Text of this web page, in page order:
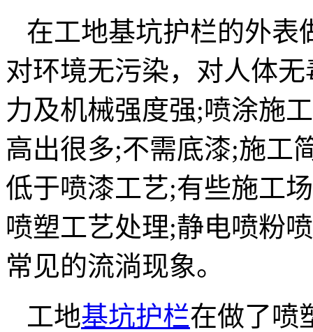
在工地基坑护栏的外表
对环境无污染，对人体
力及机械强度强;喷涂施
高出很多;不需底漆;施工
低于喷漆工艺;有些施工
喷塑工艺处理;静电喷粉
常见的流淌现象。
工地基坑护栏在做了喷